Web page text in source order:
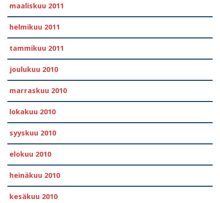
maaliskuu 2011
helmikuu 2011
tammikuu 2011
joulukuu 2010
marraskuu 2010
lokakuu 2010
syyskuu 2010
elokuu 2010
heinäkuu 2010
kesäkuu 2010